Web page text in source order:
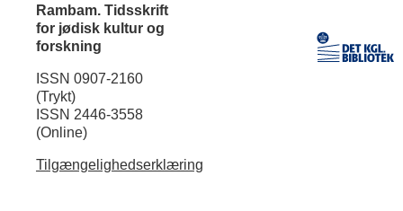
Rambam. Tidsskrift
for jødisk kultur og
forskning
ISSN 0907-2160
(Trykt)
ISSN 2446-3558
(Online)
Tilgængelighedserklæring